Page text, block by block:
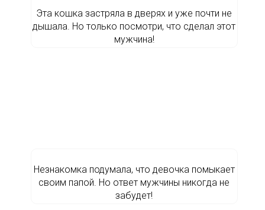
Эта кошка застряла в дверях и уже почти не
дышала. Но только посмотри, что сделал этот
мужчина!
Незнакомка подумала, что девочка помыкает
своим папой. Но ответ мужчины никогда не
забудет!